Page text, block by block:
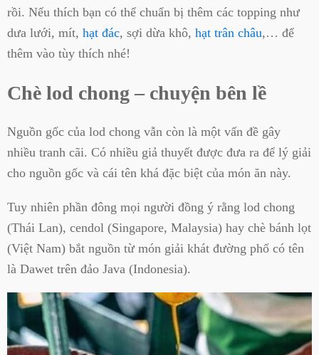
rồi. Nếu thích bạn có thể chuẩn bị thêm các topping như
dưa lưới, mít, hạt đác, sợi dừa khô, hạt trân châu,… để
thêm vào tùy thích nhé!
Chè lod chong – chuyện bên lề
Nguồn gốc của lod chong vẫn còn là một vấn đề gây
nhiều tranh cãi. Có nhiều giả thuyết được đưa ra để lý giải
cho nguồn gốc và cái tên khá đặc biệt của món ăn này.
Tuy nhiên phần đông mọi người đồng ý rằng lod chong
(Thái Lan), cendol (Singapore, Malaysia) hay chè bánh lọt
(Việt Nam) bắt nguồn từ món giải khát đường phố có tên
là Dawet trên đảo Java (Indonesia).